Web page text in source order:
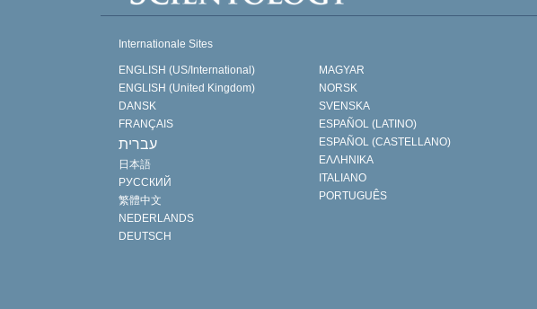
Internationale Sites
ENGLISH (US/International)
ENGLISH (United Kingdom)
DANSK
FRANÇAIS
עברית
日本語
РУССКИЙ
繁體中文
NEDERLANDS
DEUTSCH
MAGYAR
NORSK
SVENSKA
ESPAÑOL (LATINO)
ESPAÑOL (CASTELLANO)
ΕΛΛΗΝΙΚA
ITALIANO
PORTUGUÊS